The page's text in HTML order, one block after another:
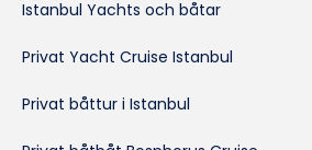
Istanbul Yachts och båtar
Privat Yacht Cruise Istanbul
Privat båttur i Istanbul